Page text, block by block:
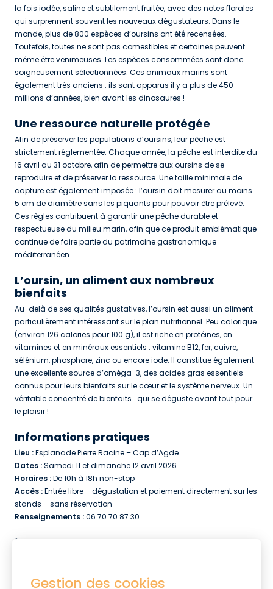
la fois iodée, saline et subtilement fruitée, avec des notes florales
qui surprennent souvent les nouveaux dégustateurs. Dans le
monde, plus de 800 espèces d’oursins ont été recensées.
Toutefois, toutes ne sont pas comestibles et certaines peuvent
même être venimeuses. Les espèces consommées sont donc
soigneusement sélectionnées. Ces animaux marins sont
également très anciens : ils sont apparus il y a plus de 450
millions d’années, bien avant les dinosaures !
Une ressource naturelle protégée
Afin de préserver les populations d’oursins, leur pêche est
strictement réglementée. Chaque année, la pêche est interdite du
16 avril au 31 octobre, afin de permettre aux oursins de se
reproduire et de préserver la ressource. Une taille minimale de
capture est également imposée : l’oursin doit mesurer au moins
5 cm de diamètre sans les piquants pour pouvoir être prélevé.
Ces règles contribuent à garantir une pêche durable et
respectueuse du milieu marin, afin que ce produit emblématique
continue de faire partie du patrimoine gastronomique
méditerranéen.
L’oursin, un aliment aux nombreux
bienfaits
Au-delà de ses qualités gustatives, l’oursin est aussi un aliment
particulièrement intéressant sur le plan nutritionnel. Peu calorique
(environ 126 calories pour 100 g), il est riche en protéines, en
vitamines et en minéraux essentiels : vitamine B12, fer, cuivre,
sélénium, phosphore, zinc ou encore iode. Il constitue également
une excellente source d’oméga-3, des acides gras essentiels
connus pour leurs bienfaits sur le cœur et le système nerveux. Un
véritable concentré de bienfaits… qui se déguste avant tout pour
le plaisir !
Informations pratiques
Lieu :Esplanade Pierre Racine – Cap d’Agde
Dates :Samedi 11 et dimanche 12 avril 2026
Horaires :De 10h à 18h non-stop
Accès :Entrée libre – dégustation et paiement directement sur les
stands – sans réservation
Renseignements :06 70 70 87 30
Événement organisé par la Route des Vignerons et des Pêcheurs,
de tourisme Cap d’Agde Méditerranée.
Gestion des cookies